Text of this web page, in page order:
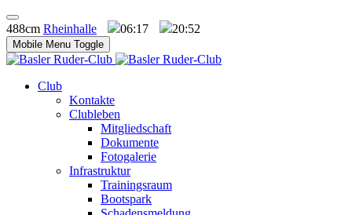
488cm Rheinhalle 06:17 20:52
Mobile Menu Toggle
Club
Kontakte
Clubleben
Mitgliedschaft
Dokumente
Fotogalerie
Infrastruktur
Trainingsraum
Bootspark